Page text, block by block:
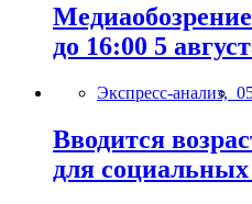
до 16:00 5
Экспресс-анализ,
Вводится
для социальных